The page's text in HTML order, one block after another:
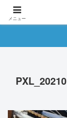
メニュー